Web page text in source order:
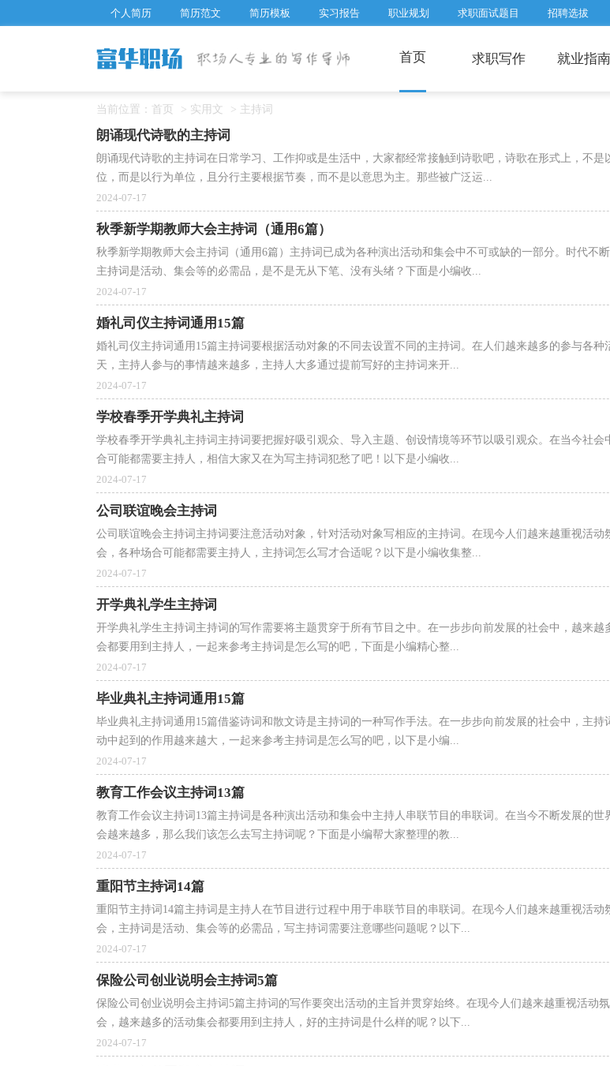
个人简历 简历范文 简历模板 实习报告 职业规划 求职面试题目 招聘选拔
首页 求职写作 就业指南
当前位置： 首页 > 实用文 > 主持词
朗诵现代诗歌的主持词
朗诵现代诗歌的主持词在日常学习、工作抑或是生活中，大家都经常接触到诗歌吧，诗歌在形式上，不是
位，而是以行为单位，且分行主要根据节奏，而不是以意思为主。那些被广泛运...
2024-07-17
秋季新学期教师大会主持词（通用6篇）
秋季新学期教师大会主持词（通用6篇）主持词已成为各种演出活动和集会中不可或缺的一部分。时代不断
主持词是活动、集会等的必需品，是不是无从下笔、没有头绪？下面是小编收...
2024-07-17
婚礼司仪主持词通用15篇
婚礼司仪主持词通用15篇主持词要根据活动对象的不同去设置不同的主持词。在人们越来越多的参与各种
天，主持人参与的事情越来越多，主持人大多通过提前写好的主持词来开...
2024-07-17
学校春季开学典礼主持词
学校春季开学典礼主持词主持词要把握好吸引观众、导入主题、创设情境等环节以吸引观众。在当今社会
合可能都需要主持人，相信大家又在为写主持词犯愁了吧！以下是小编收...
2024-07-17
公司联谊晚会主持词
公司联谊晚会主持词主持词要注意活动对象，针对活动对象写相应的主持词。在现今人们越来越重视活动
会，各种场合可能都需要主持人，主持词怎么写才合适呢？以下是小编收集整...
2024-07-17
开学典礼学生主持词
开学典礼学生主持词主持词的写作需要将主题贯穿于所有节目之中。在一步步向前发展的社会中，越来越
会都要用到主持人，一起来参考主持词是怎么写的吧，下面是小编精心整...
2024-07-17
毕业典礼主持词通用15篇
毕业典礼主持词通用15篇借鉴诗词和散文诗是主持词的一种写作手法。在一步步向前发展的社会中，主持
动中起到的作用越来越大，一起来参考主持词是怎么写的吧，以下是小编...
2024-07-17
教育工作会议主持词13篇
教育工作会议主持词13篇主持词是各种演出活动和集会中主持人串联节目的串联词。在当今不断发展的世
会越来越多，那么我们该怎么去写主持词呢？下面是小编帮大家整理的教...
2024-07-17
重阳节主持词14篇
重阳节主持词14篇主持词是主持人在节目进行过程中用于串联节目的串联词。在现今人们越来越重视活动
会，主持词是活动、集会等的必需品，写主持词需要注意哪些问题呢？以下...
2024-07-17
保险公司创业说明会主持词5篇
保险公司创业说明会主持词5篇主持词的写作要突出活动的主旨并贯穿始终。在现今人们越来越重视活动
会，越来越多的活动集会都要用到主持人，好的主持词是什么样的呢？以下...
2024-07-17